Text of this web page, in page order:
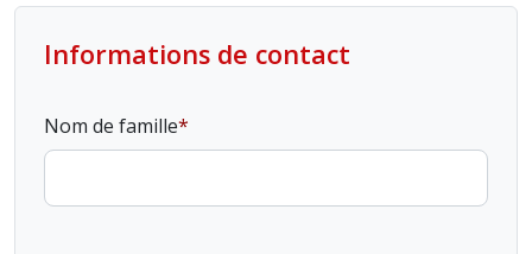
Informations de contact
Nom de famille